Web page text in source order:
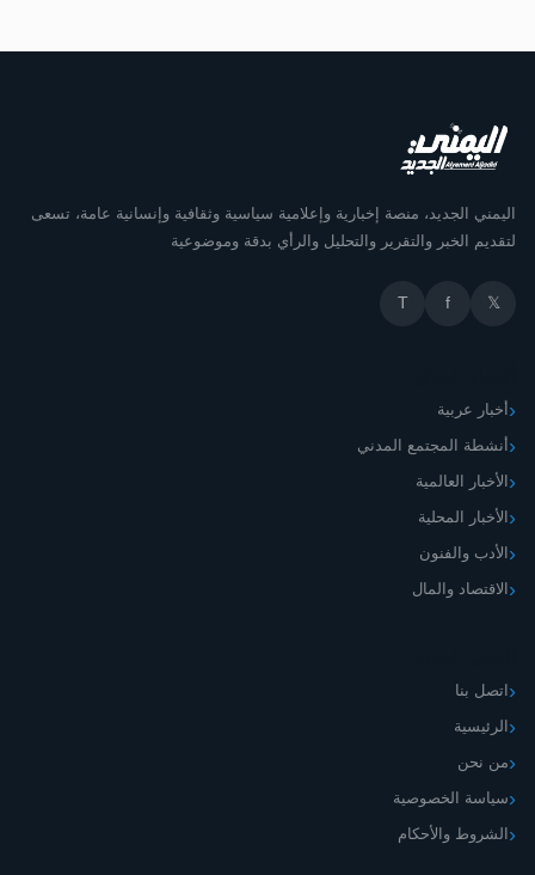
اليمني الجديد، منصة إخبارية وإعلامية سياسية وثقافية وإنسانية عامة، تسعى
لتقديم الخبر والتقرير والتحليل والرأي بدقة وموضوعية
𝕏
f
T
أخبار عربية
أنشطة المجتمع المدني
الأخبار العالمية
الأخبار المحلية
الأدب والفنون
الاقتصاد والمال
اتصل بنا
الرئيسية
من نحن
سياسة الخصوصية
الشروط والأحكام